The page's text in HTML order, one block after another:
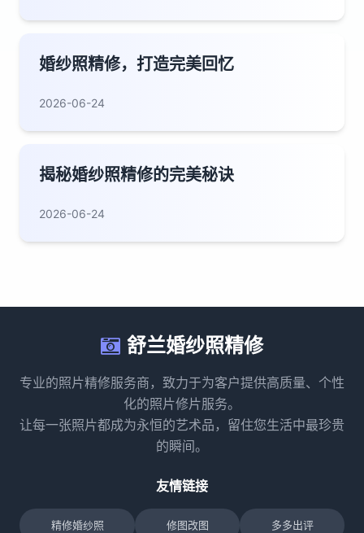
婚纱照精修，打造完美回忆
2026-06-24
揭秘婚纱照精修的完美秘诀
2026-06-24
舒兰婚纱照精修
专业的照片精修服务商，致力于为客户提供高质量、个性
化的照片修片服务。
让每一张照片都成为永恒的艺术品，留住您生活中最珍贵
的瞬间。
友情链接
精修婚纱照 修图改图 多多出评